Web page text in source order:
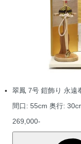
翠鳳 7号 鎧飾り 永遠
間口: 55cm 奥行:
269,000-